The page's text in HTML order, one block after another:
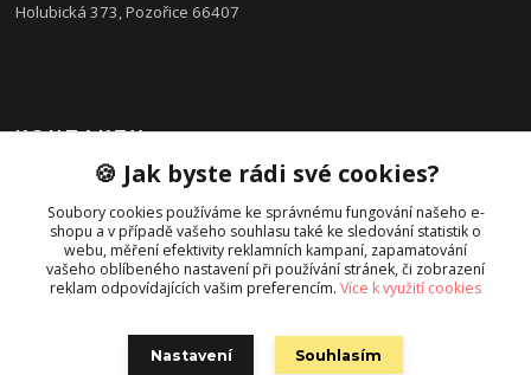
Holubická 373, Pozořice 66407
KONTAKTY
Zákaznická podpora FEROBET s.r.o.
+420 602 516 225
(Letní období Po-Pá, 7:00-16:00hod.)
pozorice@ferobet.cz
🍪 Jak byste rádi své cookies?
Soubory cookies používáme ke správnému fungování našeho e-
shopu a v případě vašeho souhlasu také ke sledování statistik o
webu, měření efektivity reklamních kampaní, zapamatování
vašeho oblíbeného nastavení při používání stránek, či zobrazení
reklam odpovídajících vašim preferencím. Více k využití cookies
Nastavení Souhlasím